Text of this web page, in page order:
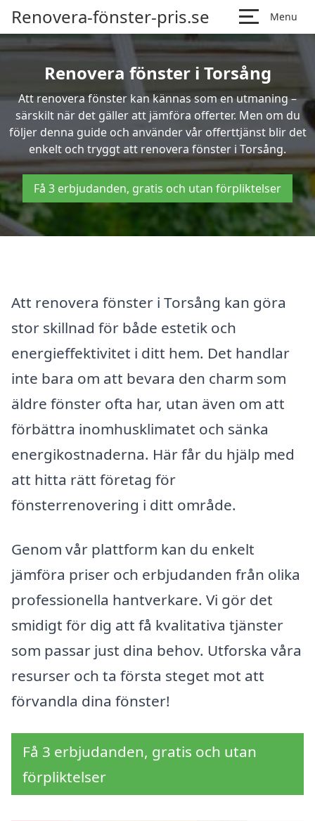
Renovera-fönster-pris.se Menu
Renovera fönster i Torsång
Att renovera fönster kan kännas som en utmaning –
särskilt när det gäller att jämföra offerter. Men om du
följer denna guide och använder vår offerttjänst blir det
enkelt och tryggt att renovera fönster i Torsång.
Få 3 erbjudanden, gratis och utan förpliktelser
Att renovera fönster i Torsång kan göra
stor skillnad för både estetik och
energieffektivitet i ditt hem. Det handlar
inte bara om att bevara den charm som
äldre fönster ofta har, utan även om att
förbättra inomhusklimatet och sänka
energikostnaderna. Här får du hjälp med
att hitta rätt företag för
fönsterrenovering i ditt område.
Genom vår plattform kan du enkelt
jämföra priser och erbjudanden från olika
professionella hantverkare. Vi gör det
smidigt för dig att få kvalitativa tjänster
som passar just dina behov. Utforska våra
resurser och ta första steget mot att
förvandla dina fönster!
Få 3 erbjudanden, gratis och utan
förpliktelser